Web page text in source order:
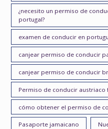
¿necesito un permiso de
portugal?
examen de conducir en
canjear permiso de conducir
canjear permiso de conducir
Permiso de conducir austriaco
cómo obtener el permiso de
Pasaporte jamaicano